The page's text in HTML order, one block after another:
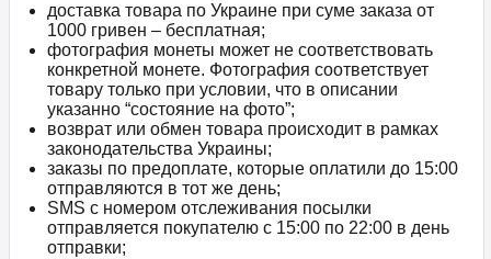
доставка товара по Украине при суме заказа от
1000 гривен – бесплатная;
фотография монеты может не соответствовать
конкретной монете. Фотография соответствует
товару только при условии, что в описании
указанно “состояние на фото”;
возврат или обмен товара происходит в рамках
законодательства Украины;
заказы по предоплате, которые оплатили до 15:00
отправляются в тот же день;
SMS с номером отслеживания посылки
отправляется покупателю с 15:00 по 22:00 в день
отправки;